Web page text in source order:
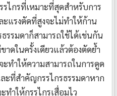
ไกรที่เหมาะที่สุดสำหรับการ
แรงตัดที่สูงจะไม่ทำให้ก้าน
รรมดาก็สามารถใช้ได้เช่นกัน
ดในครั้งเดียวแล้วต้องตัดย้ำ
ทำให้ความสามารถในการดูด
ะที่สำคัญกรรไกรธรรมดาหาก
ำให้กรรไกรเสื่อมไว